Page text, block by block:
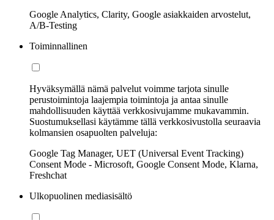
Google Analytics, Clarity, Google asiakkaiden arvostelut,
A/B-Testing
Toiminnallinen
Hyväksymällä nämä palvelut voimme tarjota sinulle
perustoimintoja laajempia toimintoja ja antaa sinulle
mahdollisuuden käyttää verkkosivujamme mukavammin.
Suostumuksellasi käytämme tällä verkkosivustolla seuraavia
kolmansien osapuolten palveluja:
Google Tag Manager, UET (Universal Event Tracking)
Consent Mode - Microsoft, Google Consent Mode, Klarna,
Freshchat
Ulkopuolinen mediasisältö